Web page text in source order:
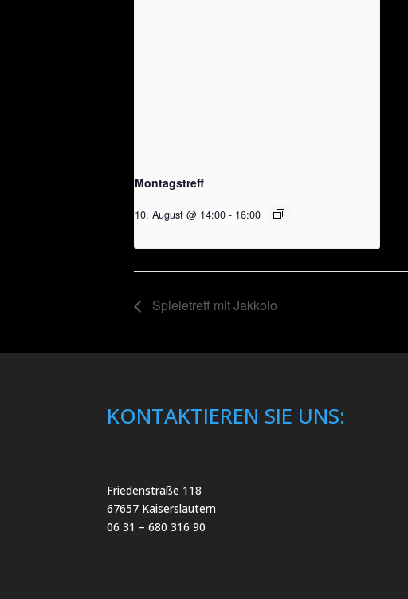
Montagstreff
10. August @ 14:00 - 16:00
Spieletreff mit Jakkolo
KONTAKTIEREN SIE UNS:
Friedenstraße 118
67657 Kaiserslautern
06 31 – 680 316 90